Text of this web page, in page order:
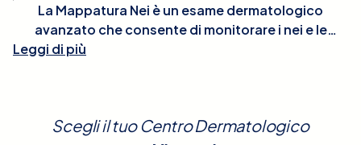
La Mappatura Nei è un esame dermatologico
avanzato che consente di monitorare i nei e le
lesioni pigmentate sulla pelle, utilizzando sistemi di
morfologici o di colore nei nei esistenti e
Leggi di più
Scegli il tuo Centro Dermatologico